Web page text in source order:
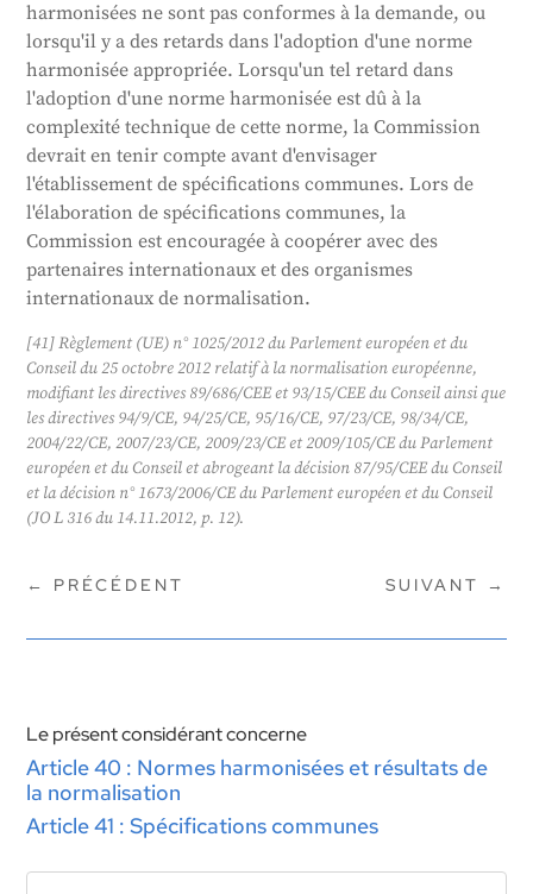
harmonisées ne sont pas conformes à la demande, ou
lorsqu'il y a des retards dans l'adoption d'une norme
harmonisée appropriée. Lorsqu'un tel retard dans
l'adoption d'une norme harmonisée est dû à la
complexité technique de cette norme, la Commission
devrait en tenir compte avant d'envisager
l'établissement de spécifications communes. Lors de
l'élaboration de spécifications communes, la
Commission est encouragée à coopérer avec des
partenaires internationaux et des organismes
internationaux de normalisation.
[41] Règlement (UE) n° 1025/2012 du Parlement européen et du
Conseil du 25 octobre 2012 relatif à la normalisation européenne,
modifiant les directives 89/686/CEE et 93/15/CEE du Conseil ainsi que
les directives 94/9/CE, 94/25/CE, 95/16/CE, 97/23/CE, 98/34/CE,
2004/22/CE, 2007/23/CE, 2009/23/CE et 2009/105/CE du Parlement
européen et du Conseil et abrogeant la décision 87/95/CEE du Conseil
et la décision n° 1673/2006/CE du Parlement européen et du Conseil
(JO L 316 du 14.11.2012, p. 12).
← PRÉCÉDENT SUIVANT →
Le présent considérant concerne
Article 40 : Normes harmonisées et résultats de
la normalisation
Article 41 : Spécifications communes